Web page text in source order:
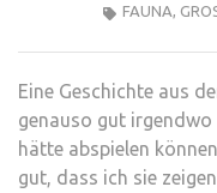
FAUNA,
Eine Geschichte aus
genauso gut
hätte abspielen
gut, dass ich sie